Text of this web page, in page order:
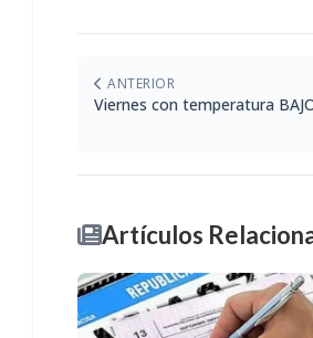
ANTERIOR
Viernes con temperatura
Artículos